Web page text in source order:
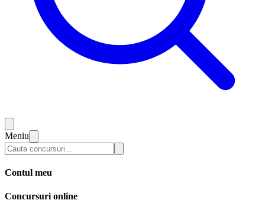
Meniu
Contul meu
Concursuri online